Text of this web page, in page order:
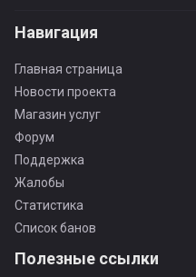
Навигация
Главная страница
Новости проекта
Магазин услуг
Форум
Поддержка
Жалобы
Статистика
Список банов
Полезные ссылки